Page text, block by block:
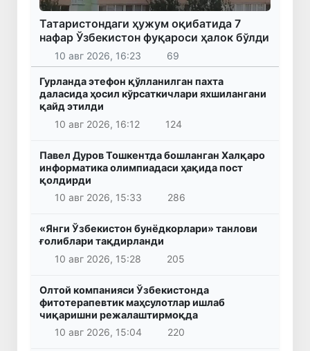
Татаристондаги ҳужум оқибатида 7
нафар Ўзбекистон фуқароси ҳалок бўлди
10 авг 2026, 16:23 69
Гурланда этефон қўлланилган пахта
даласида ҳосил кўрсаткичлари яхшилангани
қайд этилди
10 авг 2026, 16:12
124
Павел Дуров Тошкентда бошланган Халқаро
информатика олимпиадаси ҳақида пост
қолдирди
10 авг 2026, 15:33
286
«Янги Ўзбекистон бунёдкорлари» танлови
ғолиблари тақдирланди
10 авг 2026, 15:28
205
Олтой компанияси Ўзбекистонда
фитотерапевтик маҳсулотлар ишлаб
чиқаришни режалаштирмоқда
10 авг 2026, 15:04
220